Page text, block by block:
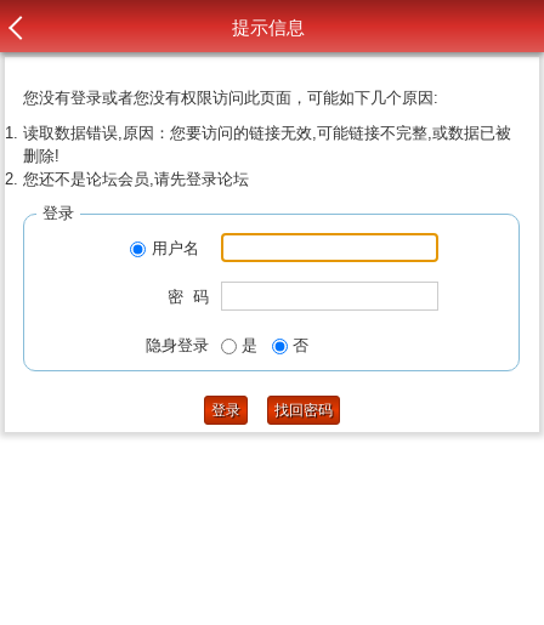
提示信息
您没有登录或者您没有权限访问此页面，可能如下几个原因:
读取数据错误,原因：您要访问的链接无效,可能链接不完整,或数据已被
删除!
您还不是论坛会员,请先登录论坛
登录
用户名
密 码
隐身登录 是 否